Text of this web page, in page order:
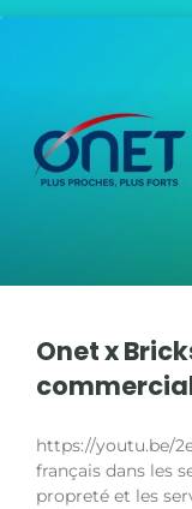
Onet x
https://youtu.be/
français dans les
propreté et les